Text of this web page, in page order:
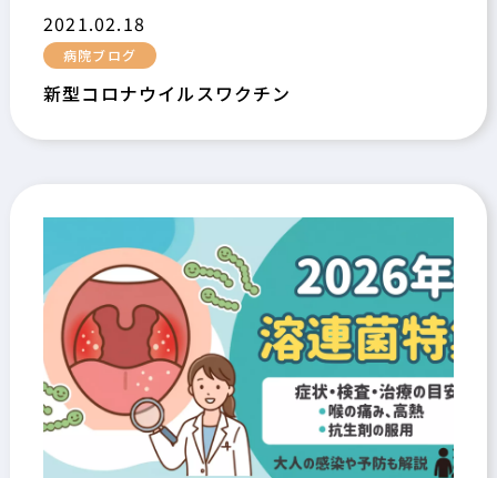
2021.02.18
病院ブログ
新型コロナウイルスワクチン